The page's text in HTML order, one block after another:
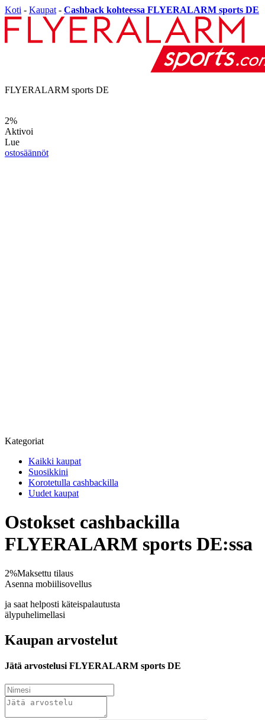
Koti - Kaupat - Cashback kohteessa FLYERALARM sports DE
FLYERALARM sports DE
2%
Aktivoi
Lue
ostosäännöt
Kategoriat
Kaikki kaupat
Suosikkini
Korotetulla cashbackilla
Uudet kaupat
Ostokset cashbackilla
FLYERALARM sports DE:ssa
2%Maksettu tilaus
Asenna mobiilisovellus
ja saat helposti käteispalautusta
älypuhelimellasi
Kaupan arvostelut
Jätä arvostelusi FLYERALARM sports DE